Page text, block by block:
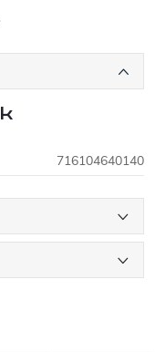
lyukkal a pengén az
trendet. 716104640140